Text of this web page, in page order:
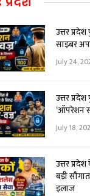
उत्तर
साइबर
July 24,
उत्तर
‘ऑपरेशन
July 18,
उत्तर
बड़ी
इलाज